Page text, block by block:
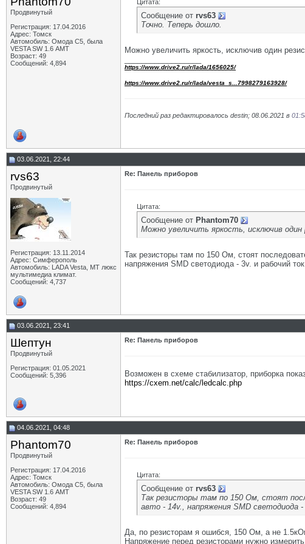
Продвинутый
Регистрация: 17.04.2016
Адрес: Томск
Автомобиль: Омода С5, была
VESTA SW 1.6 АМТ
Возраст: 49
Сообщений: 4,894
Цитата:
Сообщение от rvs63
Точно. Теперь дошло.
Можно увеличить яркость, исключив один
https://www.drive2.ru/r/lada/1656025/
https://www.drive2.ru/r/lada/vesta_s...7998279163928/
Последний раз редактировалось destin; 08.06.2021 в
03.06.2021, 22:44
rvs63
Продвинутый
Регистрация: 13.11.2014
Адрес: Симферополь
Автомобиль: LADA Vesta, МТ люкс
мультимедиа климат.
Сообщений: 4,737
Re: Панель приборов
Цитата:
Сообщение от Phantom70
Можно увеличить яркость, исключив
Так резисторы там по 150 Ом, стоят
напряжения SMD светодиода - 3v. и рабочий
03.06.2021, 23:41
Шептун
Продвинутый
Регистрация: 01.05.2021
Сообщений: 5,396
Re: Панель приборов
Возможен в схеме стабилизатор, приборка
https://cxem.net/calc/ledcalc.php
04.06.2021, 04:48
Phantom70
Продвинутый
Регистрация: 17.04.2016
Адрес: Томск
Автомобиль: Омода С5, была
VESTA SW 1.6 АМТ
Возраст: 49
Сообщений: 4,894
Re: Панель приборов
Цитата:
Сообщение от rvs63
Так резисторы там по 150 Ом, стоят
авто - 14v., напряжения SMD светодиода
Да, по резисторам я ошибся, 150 Ом, а не
Напряжение перед резисторами нужно